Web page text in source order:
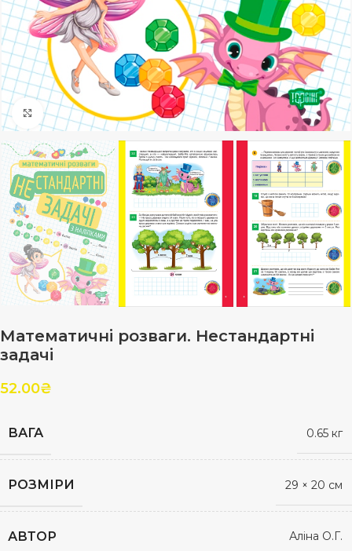
Клацніть, щоб збільшити
Математичні розваги. Нестандартні
задачі
52.00₴
ВАГА 0.65 кг
РОЗМІРИ 29 × 20 см
АВТОР Аліна О.Г.